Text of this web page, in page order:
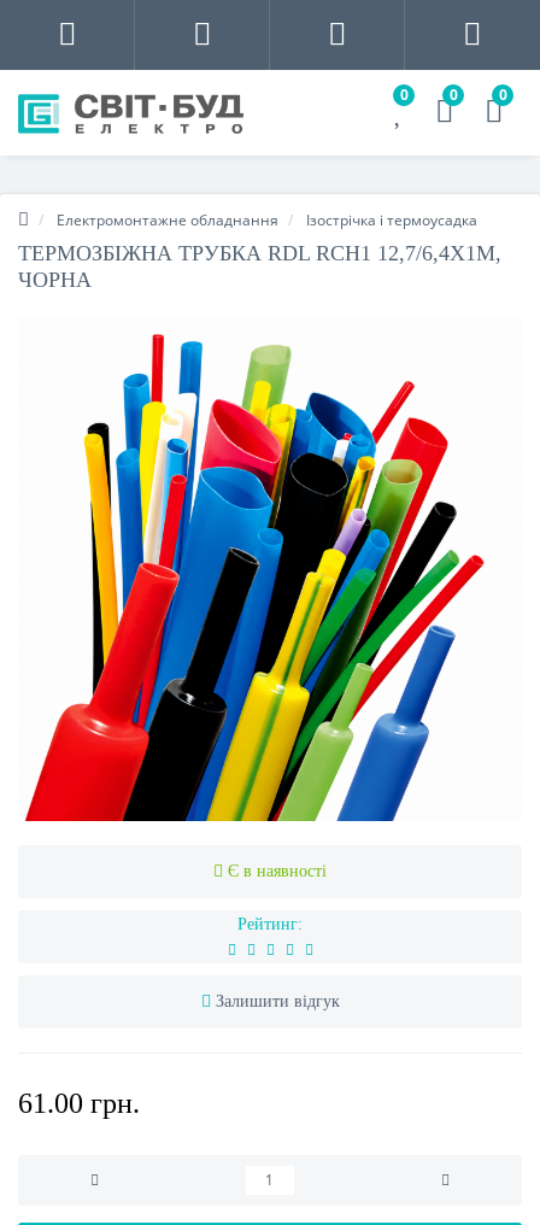
0 0 0
Електромонтажне обладнання Ізострічка і термоусадка
ТЕРМОЗБІЖНА ТРУБКА RDL RCH1 12,7/6,4Х1М,
ЧОРНА
Є в наявності
Рейтинг:
Залишити відгук
61.00 грн.